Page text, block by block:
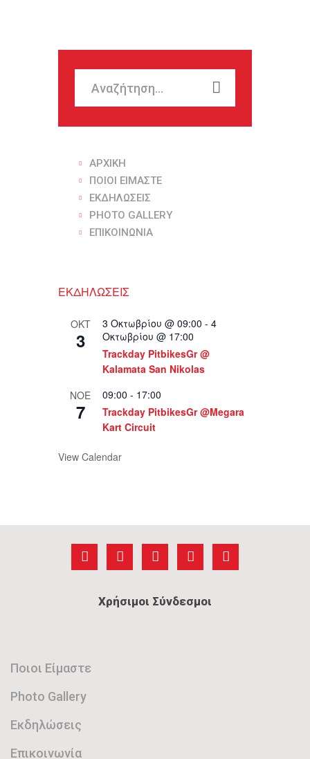
ΑΡΧΙΚΗ
ΠΟΙΟΙ ΕΙΜΑΣΤΕ
ΕΚΔΗΛΩΣΕΙΣ
PHOTO GALLERY
ΕΠΙΚΟΙΝΩΝΙΑ
ΕΚΔΗΛΩΣΕΙΣ
ΟΚΤ
3
3 Οκτωβρίου @ 09:00 - 4
Οκτωβρίου @ 17:00
Trackday PitbikesGr @
Kalamata San Nikolas
ΝΟΈ
7
09:00 - 17:00
Trackday PitbikesGr @Megara
Kart Circuit
View Calendar
Χρήσιμοι Σύνδεσμοι
Ποιοι Είμαστε
Photo Gallery
Εκδηλώσεις
Επικοινωνία